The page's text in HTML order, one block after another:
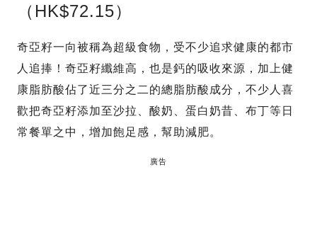
（HK$72.15）
奇亞籽一向被稱為超級食物，受不少追求健康的都市
人追捧！奇亞籽纖維高，也是鈣的吸收來源，加上健
康脂肪酸佔了近三分之二的總脂肪酸成分，不少人喜
歡把奇亞籽添加至沙拉、酸奶、蛋白奶昔、布丁等日
常餐單之中，增加飽足感，幫助減肥。
廣告